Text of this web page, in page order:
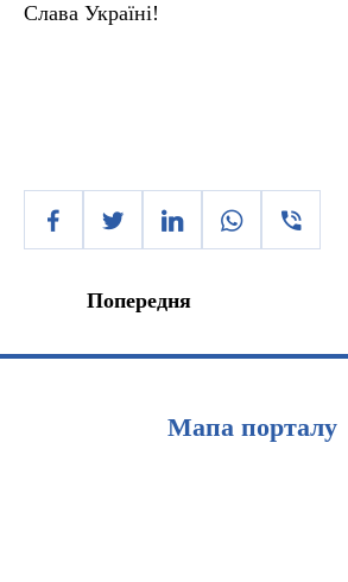
Слава Україні!
Попередня
Мапа порталу